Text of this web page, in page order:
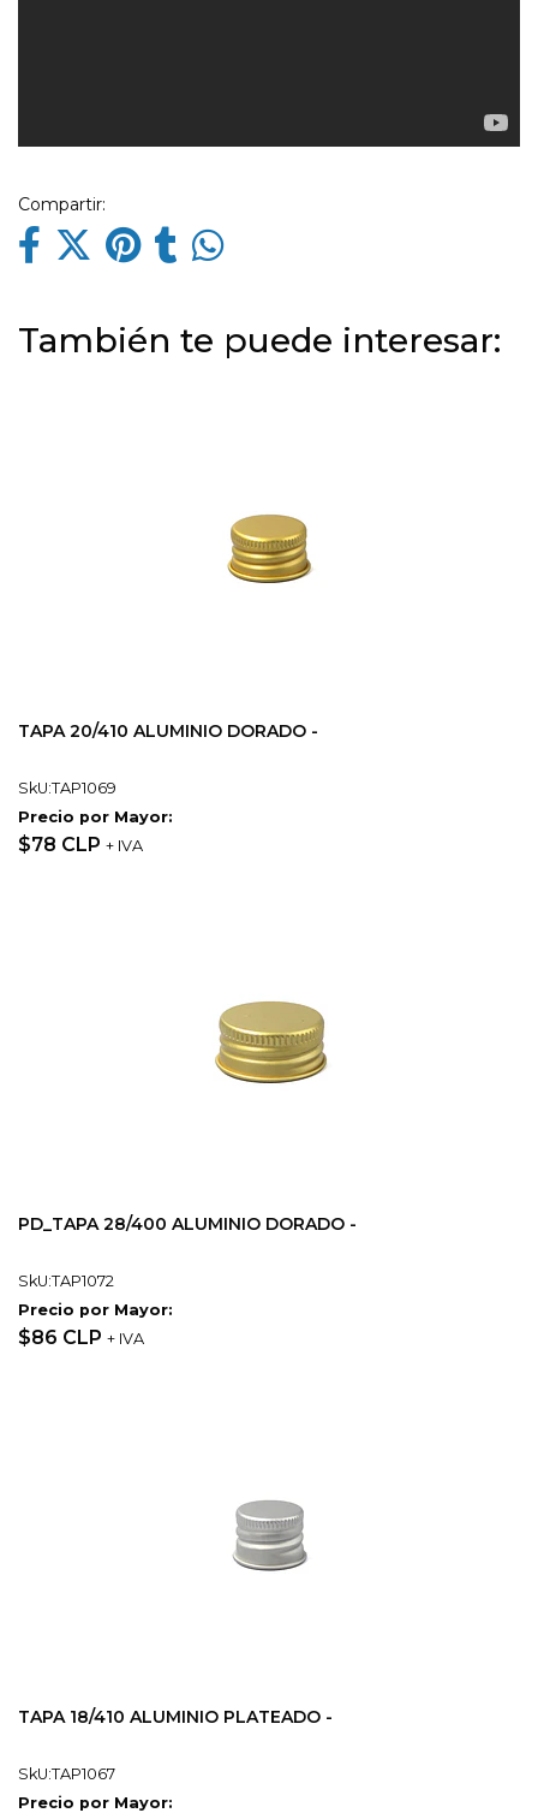
Compartir:
También te puede interesar:
TAPA 20/410 ALUMINIO DORADO -
SkU:TAP1069
Precio por Mayor:
$78 CLP + IVA
PD_TAPA 28/400 ALUMINIO DORADO -
SkU:TAP1072
Precio por Mayor:
$86 CLP + IVA
TAPA 18/410 ALUMINIO PLATEADO -
SkU:TAP1067
Precio por Mayor: